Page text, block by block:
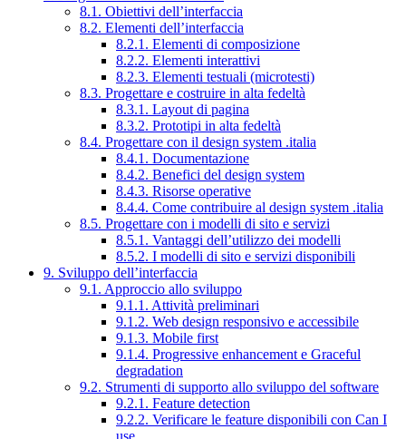
8.1. Obiettivi dell’interfaccia
8.2. Elementi dell’interfaccia
8.2.1. Elementi di composizione
8.2.2. Elementi interattivi
8.2.3. Elementi testuali (microtesti)
8.3. Progettare e costruire in alta fedeltà
8.3.1. Layout di pagina
8.3.2. Prototipi in alta fedeltà
8.4. Progettare con il design system .italia
8.4.1. Documentazione
8.4.2. Benefici del design system
8.4.3. Risorse operative
8.4.4. Come contribuire al design system .italia
8.5. Progettare con i modelli di sito e servizi
8.5.1. Vantaggi dell’utilizzo dei modelli
8.5.2. I modelli di sito e servizi disponibili
9. Sviluppo dell’interfaccia
9.1. Approccio allo sviluppo
9.1.1. Attività preliminari
9.1.2. Web design responsivo e accessibile
9.1.3. Mobile first
9.1.4. Progressive enhancement e Graceful
degradation
9.2. Strumenti di supporto allo sviluppo del software
9.2.1. Feature detection
9.2.2. Verificare le feature disponibili con Can I
use